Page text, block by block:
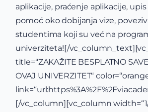
aplikacije, praćenje aplikacije,
pomoć oko dobijanja vize,
studentima koji su već na
univerziteta![/
title=“ZAKAŽITE BESPLATNO
OVAJ UNIVERZITET“
[/vc_column][vc_column